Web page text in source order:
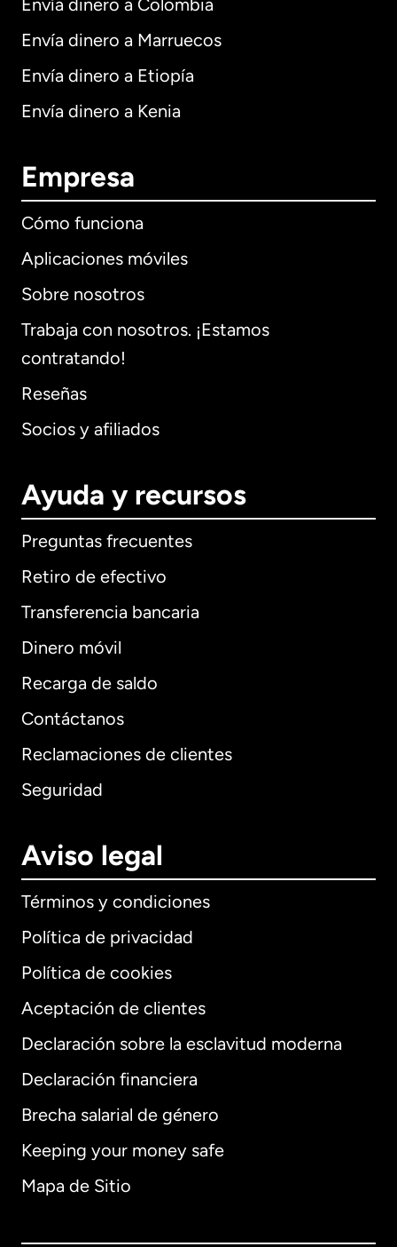
Envía dinero a Colombia
Envía dinero a Marruecos
Envía dinero a Etiopía
Envía dinero a Kenia
Empresa
Cómo funciona
Aplicaciones móviles
Sobre nosotros
Trabaja con nosotros. ¡Estamos
contratando!
Reseñas
Socios y afiliados
Ayuda y recursos
Preguntas frecuentes
Retiro de efectivo
Transferencia bancaria
Dinero móvil
Recarga de saldo
Contáctanos
Reclamaciones de clientes
Seguridad
Aviso legal
Términos y condiciones
Política de privacidad
Política de cookies
Aceptación de clientes
Declaración sobre la esclavitud moderna
Declaración financiera
Brecha salarial de género
Keeping your money safe
Mapa de Sitio
Internacional English
Alemania